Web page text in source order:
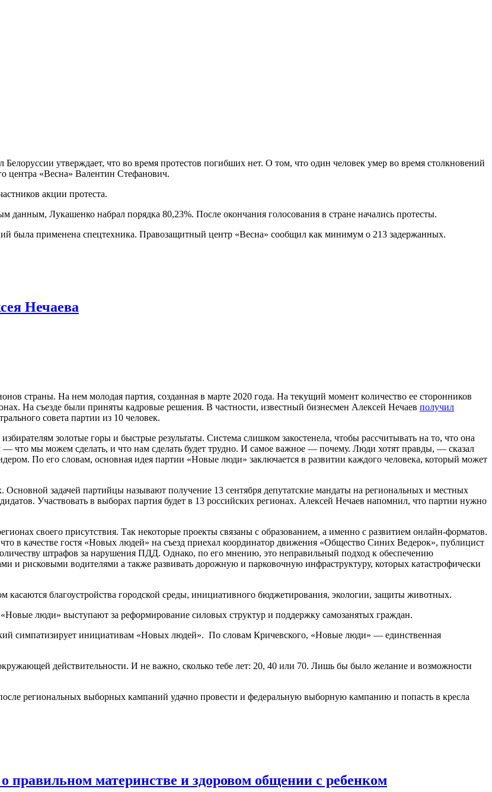
утверждает, что во время протестов погибших нет. О том, что один человек умер во время столкновений
центра «Весна» Валентин Стефанович.
акции протеста.
данным, Лукашенко набрал порядка 80,23%. После окончания голосования в стране начались протесты.
была применена спецтехника. Правозащитный центр «Весна» сообщил как минимум о 213 задержанных.
Нечаева
страны. На нем молодая партия, созданная в марте 2020 года. На текущий момент количество ее сторонников
На съезде были приняты кадровые решения. В частности, известный бизнесмен Алексей Нечаев получил
совета партии из 10 человек.
золотые горы и быстрые результаты. Система слишком закостенела, чтобы рассчитывать на то, что она
что мы можем сделать, и что нам сделать будет трудно. И самое важное — почему. Люди хотят правды, — сказал
По его словам, основная идея партии «Новые люди» заключается в развитии каждого человека, который может
Основной задачей партийцы называют получение 13 сентября депутатские мандаты на региональных и местных
Участвовать в выборах партия будет в 13 российских регионах. Алексей Нечаев напомнил, что партии нужно
своего присутствия. Так некоторые проекты связаны с образованием, а именно с развитием онлайн-форматов.
в качестве гостя «Новых людей» на съезд приехал координатор движения «Общество Синих Ведерок», публицист
штрафов за нарушения ПДД. Однако, по его мнению, это неправильный подход к обеспечению
и рисковыми водителями а также развивать дорожную и парковочную инфраструктуру, которых катастрофически
благоустройства городской среды, инициативного бюджетирования, экологии, защиты животных.
люди» выступают за реформирование силовых структур и поддержку самозанятых граждан.
симпатизирует инициативам «Новых людей». По словам Кричевского, «Новые люди» — единственная
действительности. И не важно, сколько тебе лет: 20, 40 или 70. Лишь бы было желание и возможности
региональных выборных кампаний удачно провести и федеральную выборную кампанию и попасть в кресла
материнстве и здоровом общении с ребенком